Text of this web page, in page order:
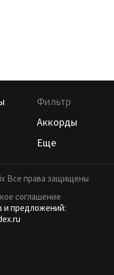
Фильтр
Аккорды
Еще
Все права защищены
соглашение
и предложений: